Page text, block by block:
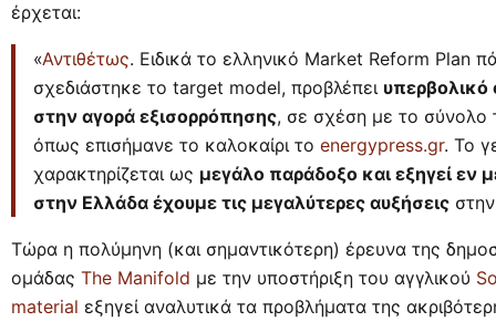
έρχεται:
«Αντιθέτως. Ειδικά το ελληνικό Market Reform Plan
σχεδιάστηκε το target model, προβλέπει υπερβολικό
στην αγορά εξισορρόπησης, σε σχέση με το σύνολο
όπως επισήμανε το καλοκαίρι το energypress.gr. Το
χαρακτηρίζεται ως μεγάλο παράδοξο και εξηγεί εν
στην Ελλάδα έχουμε τις μεγαλύτερες αυξήσεις
Τώρα η πολύμηνη (και σημαντικότερη) έρευνα της
ομάδας The Manifold με την υποστήριξη του αγγλικού
material εξηγεί αναλυτικά τα προβλήματα της